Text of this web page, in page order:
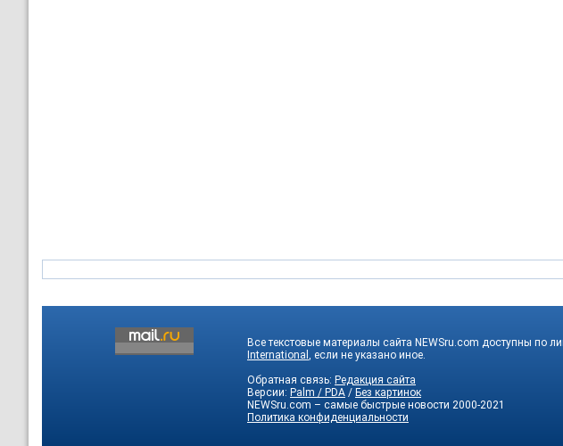
Все текстовые материалы сайта NEWSru.com доступны по
International , если не указано иное.
Обратная связь: Редакция сайта
Версии: Palm / PDA / Без картинок
NEWSru.com – самые быстрые новости 2000-2021
Политика конфиденциальности